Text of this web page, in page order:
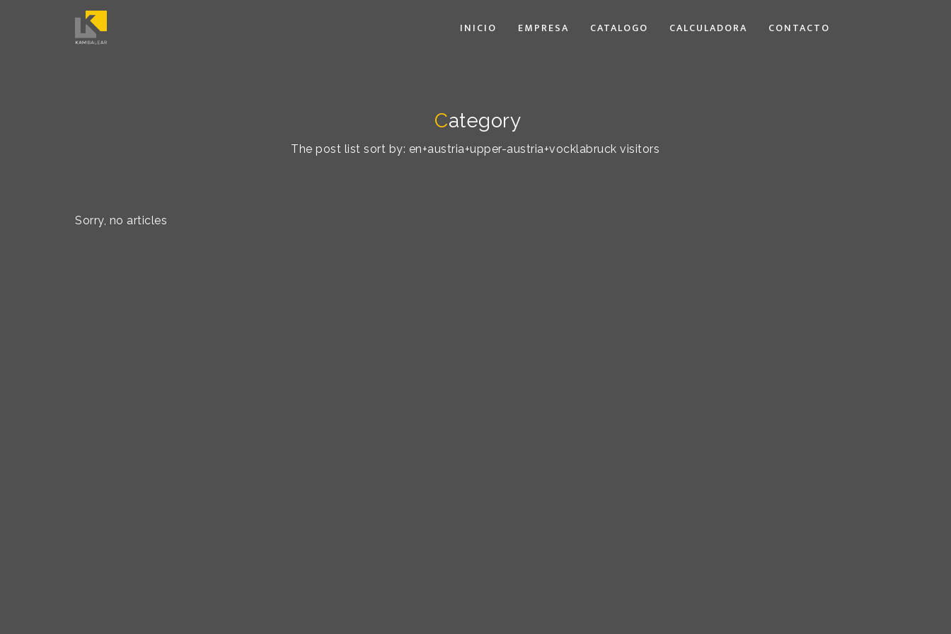
INICIO EMPRESA CATALOGO CALCULADORA CONTACTO
Category
The post list sort by: en+austria+upper-austria+vocklabruck visitors
Sorry, no articles